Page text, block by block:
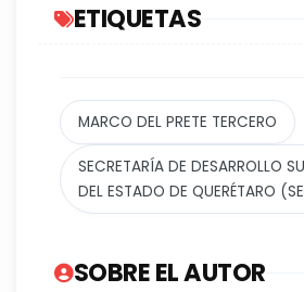
ETIQUETAS
MARCO DEL PRETE TERCERO
SECRETARÍA DE DESARROLLO
DEL ESTADO DE QUERÉTARO
SOBRE EL AUTOR